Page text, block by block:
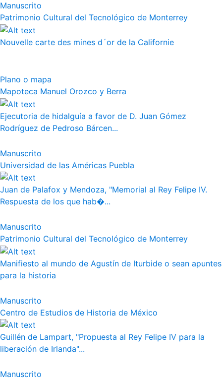
Manuscrito
Patrimonio Cultural del Tecnológico de Monterrey
Nouvelle carte des mines d´or de la Californie
Plano o mapa
Mapoteca Manuel Orozco y Berra
Ejecutoria de hidalguía a favor de D. Juan Gómez
Rodríguez de Pedroso Bárcen...
Manuscrito
Universidad de las Américas Puebla
Juan de Palafox y Mendoza, "Memorial al Rey Felipe IV.
Respuesta de los que hab�...
Manuscrito
Patrimonio Cultural del Tecnológico de Monterrey
Manifiesto al mundo de Agustín de Iturbide o sean apuntes
para la historia
Manuscrito
Centro de Estudios de Historia de México
Guillén de Lampart, "Propuesta al Rey Felipe IV para la
liberación de Irlanda"...
Manuscrito